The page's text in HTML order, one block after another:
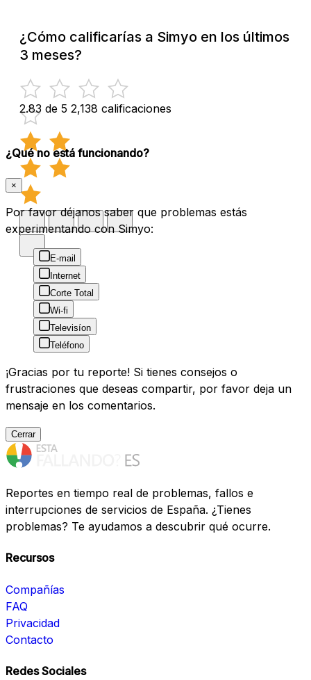
¿Cómo calificarías a Simyo en los últimos
3 meses?
2.83 de 5 2,138 calificaciones
¿Qué no está funcionando?
×
Por favor déjanos saber que problemas estás
experimentando con Simyo:
E-mail
Internet
Corte Total
Wi-fi
Televisíon
Teléfono
¡Gracias por tu reporte! Si tienes consejos o
frustraciones que deseas compartir, por favor deja un
mensaje en los comentarios.
Cerrar
Reportes en tiempo real de problemas, fallos e
interrupciones de servicios de España. ¿Tienes
problemas? Te ayudamos a descubrir qué ocurre.
Recursos
Compañías
FAQ
Privacidad
Contacto
Redes Sociales